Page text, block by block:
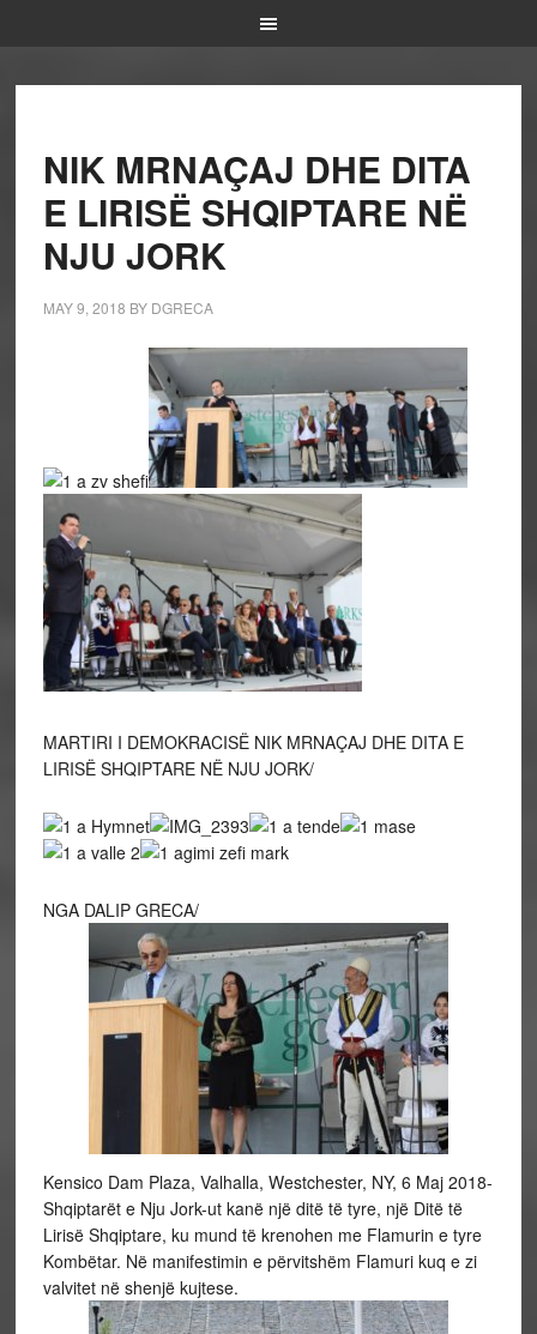
NIK MRNAÇAJ DHE DITA
E LIRISË SHQIPTARE NË
NJU JORK
MAY 9, 2018 BY DGRECA
MARTIRI I DEMOKRACISË NIK MRNAÇAJ DHE DITA E
LIRISË SHQIPTARE NË NJU JORK/
NGA DALIP GRECA/
Kensico Dam Plaza, Valhalla, Westchester, NY, 6 Maj 2018-
Shqiptarët e Nju Jork-ut kanë një ditë të tyre, një Ditë të
Lirisë Shqiptare, ku mund të krenohen me Flamurin e tyre
Kombëtar. Në manifestimin e përvitshëm Flamuri kuq e zi
valvitet në shenjë kujtese.